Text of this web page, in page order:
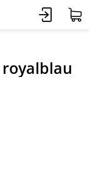
royalblau